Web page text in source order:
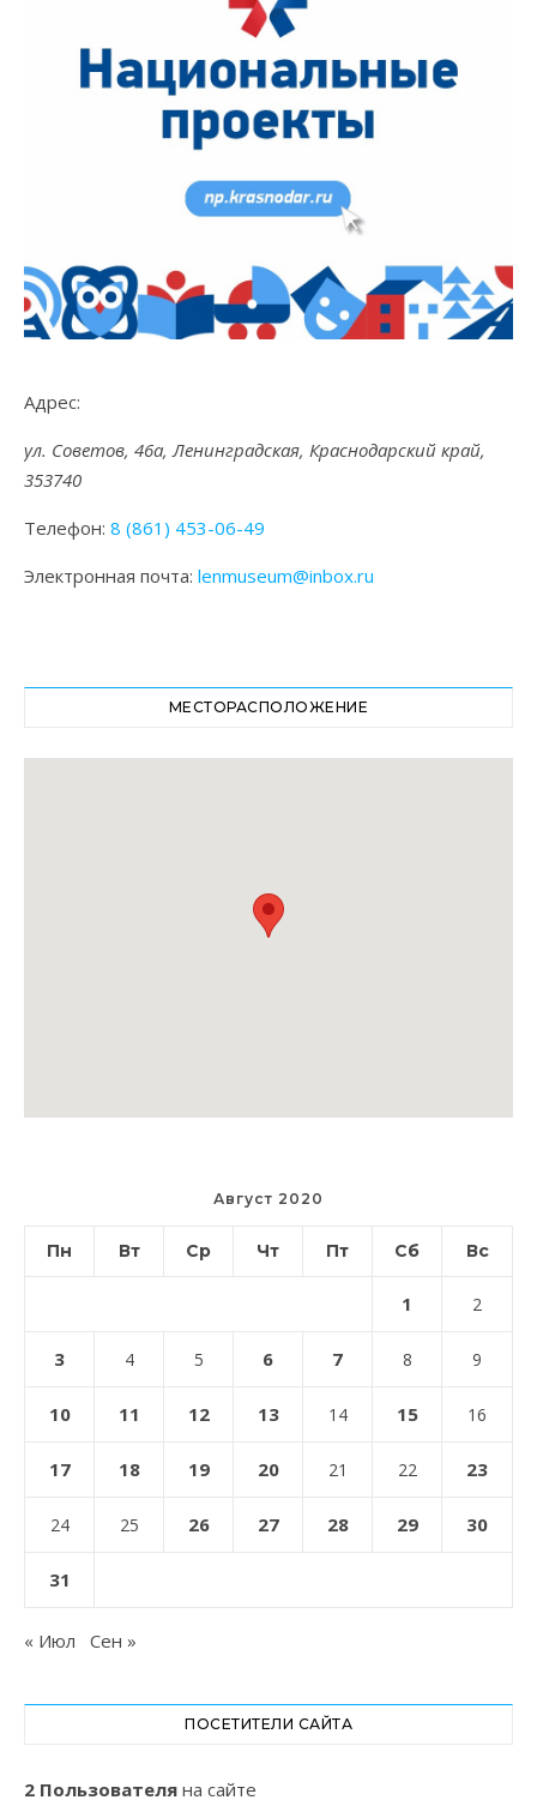
Адрес:
ул. Советов, 46а, Ленинградская, Краснодарский край,
353740
Телефон: 8 (861) 453-06-49
Электронная почта: lenmuseum@inbox.ru
МЕСТОРАСПОЛОЖЕНИЕ
Август 2020
Пн Вт Ср Чт Пт Сб Вс
1 2
3 4 5 6 7 8 9
10 11 12 13 14 15 16
17 18 19 20 21 22 23
24 25 26 27 28 29 30
31
« Июл Сен »
ПОСЕТИТЕЛИ САЙТА
2 Пользователя на сайте